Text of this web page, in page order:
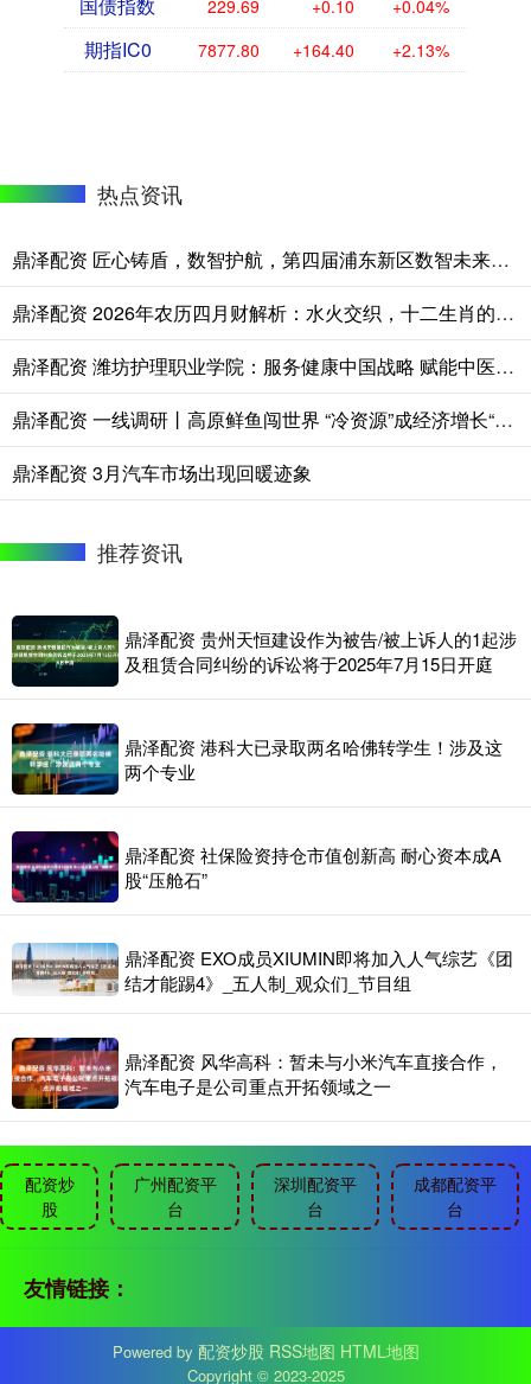
229.69 +0.10 +0.04%
期指IC0 7877.80 +164.40 +2.13%
热点资讯
鼎泽配资 匠心铸盾，数智护航，第四届浦东新区数智未来守护者大赛落幕
鼎泽配资 2026年农历四月财解析：水火交织，十二生肖的机遇与避险指南
鼎泽配资 潍坊护理职业学院：服务健康中国战略 赋能中医药产业
鼎泽配资 一线调研丨高原鲜鱼闯世界 “冷资源”成经济增长“热产业”
鼎泽配资 3月汽车市场出现回暖迹象
推荐资讯
鼎泽配资 贵州天恒建设作为被告/被上诉人的1起涉
及租赁合同纠纷的诉讼将于2025年7月15日开庭
鼎泽配资 港科大已录取两名哈佛转学生！涉及这
两个专业
鼎泽配资 社保险资持仓市值创新高 耐心资本成A
股“压舱石”
鼎泽配资 EXO成员XIUMIN即将加入人气综艺《团
结才能踢4》_五人制_观众们_节目组
鼎泽配资 风华高科：暂未与小米汽车直接合作，
汽车电子是公司重点开拓领域之一
配资炒
股
广州配资平
台
深圳配资平
台
成都配资平
台
友情链接：
Powered by 配资炒股 RSS地图 HTML地图
Copyright © 2023-2025